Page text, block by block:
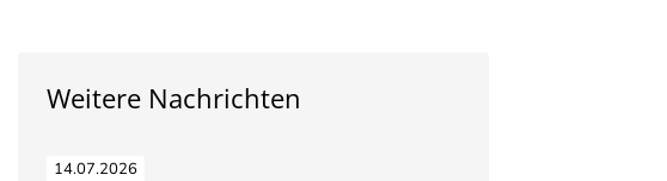
Weitere Nachrichten
14.07.2026